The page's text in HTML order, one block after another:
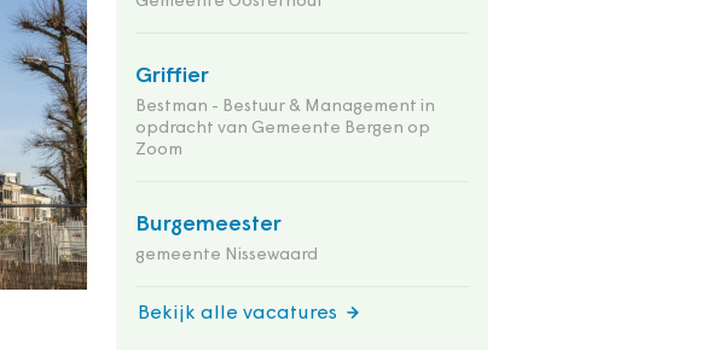
Griffier
Bestman - Bestuur & Management in
opdracht van Gemeente Bergen op
Zoom
Burgemeester
gemeente Nissewaard
Bekijk alle vacatures